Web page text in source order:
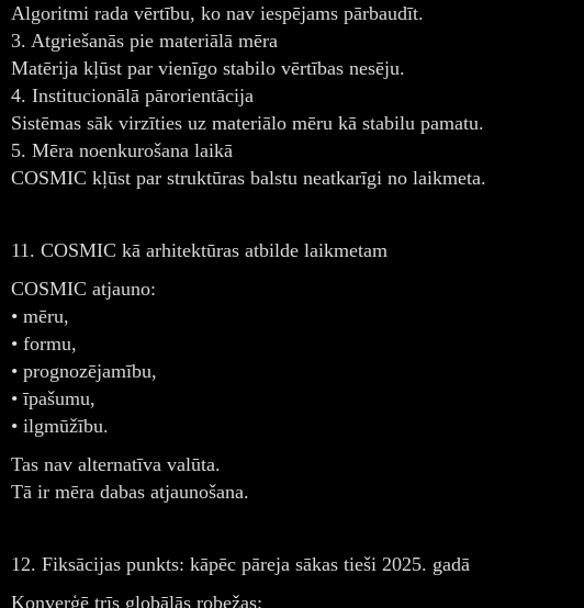
Algoritmi rada vērtību, ko nav iespējams pārbaudīt.
3. Atgriešanās pie materiālā mēra
Matērija kļūst par vienīgo stabilo vērtības nesēju.
4. Institucionālā pārorientācija
Sistēmas sāk virzīties uz materiālo mēru kā stabilu pamatu.
5. Mēra noenkurošana laikā
COSMIC kļūst par struktūras balstu neatkarīgi no laikmeta.
11. COSMIC kā arhitektūras atbilde laikmetam
COSMIC atjauno:
• mēru,
• formu,
• prognozējamību,
• īpašumu,
• ilgmūžību.
Tas nav alternatīva valūta.
Tā ir mēra dabas atjaunošana.
12. Fiksācijas punkts: kāpēc pāreja sākas tieši 2025. gadā
Konverģē trīs globālās robežas: